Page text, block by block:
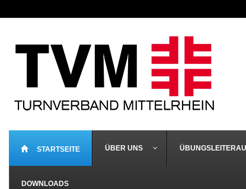
STARTSEITE ÜBER UNS
DOWNLOADS